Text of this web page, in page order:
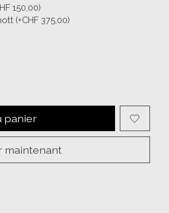
150,00)
(+CHF 375,00)
panier
maintenant